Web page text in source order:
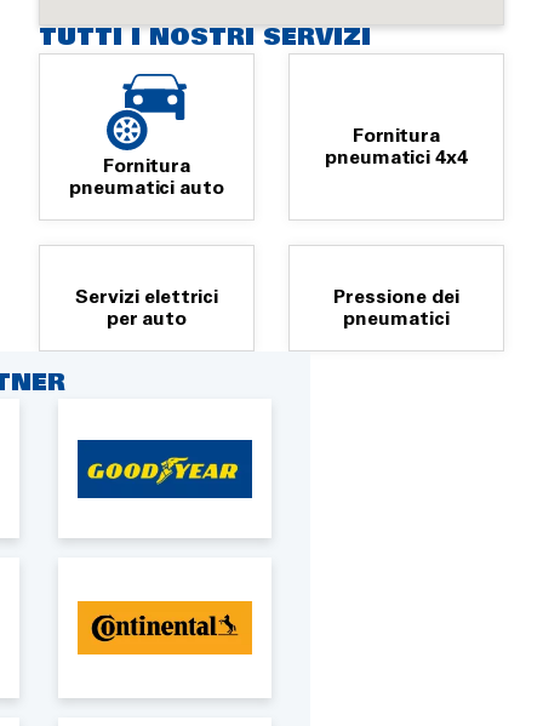
TUTTI I NOSTRI SERVIZI
Fornitura
pneumatici auto
Fornitura
pneumatici 4x4
Servizi elettrici
per auto
Pressione dei
pneumatici